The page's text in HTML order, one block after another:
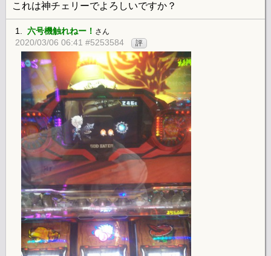
これは神チェリーでよろしいですか？
1. 六号機触れねー！ さん
2020/03/06 06:41 #5253584 評